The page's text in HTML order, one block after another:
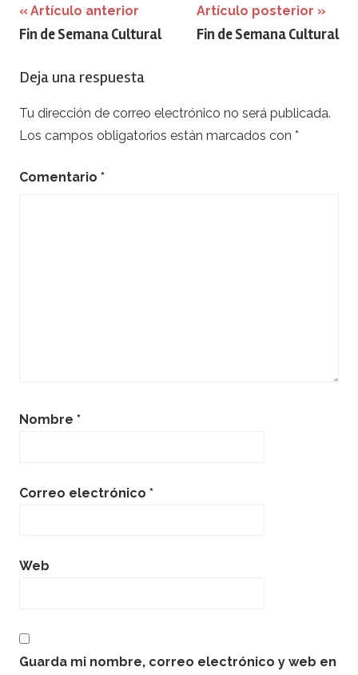
Navegación
de
entradas
Artículo anterior
Fin de Semana Cultural
Artículo posterior
Fin de Semana Cultural
Deja una respuesta
Tu dirección de correo electrónico no será publicada.
Los campos obligatorios están marcados con *
Comentario *
Nombre *
Correo electrónico *
Web
Guarda mi nombre, correo electrónico y web en